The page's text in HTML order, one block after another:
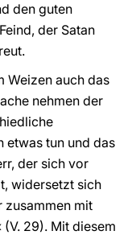
den guten
der Satan
Weizen auch das
nehmen der
etwas tun und das
der sich vor
widersetzt sich
zusammen mit
29). Mit diesem